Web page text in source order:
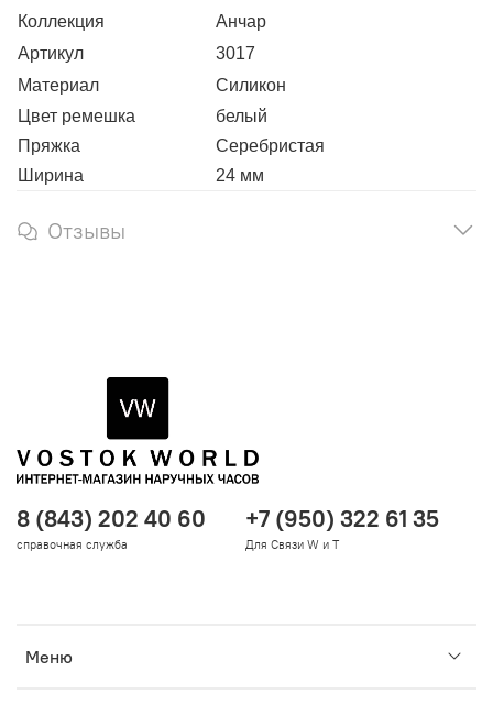
Коллекция
Анчар
Артикул
3017
Материал
Силикон
Цвет ремешка
белый
Пряжка
Серебристая
Ширина
24 мм
Отзывы
Меню
8 (843) 202 40 60
справочная служба
+7 (950) 322 61 35
Для Связи W и T